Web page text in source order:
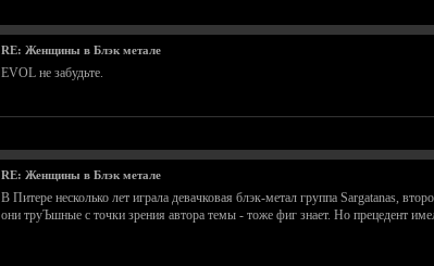
RE: Женщины в Блэк метале
EVOL не забудьте.
RE: Женщины в Блэк метале
В Питере несколько лет играла девачковая блэк-метал группа Sargatanas,
они труЪшные с точки зрения автора темы - тоже фиг знает. Но прецедент